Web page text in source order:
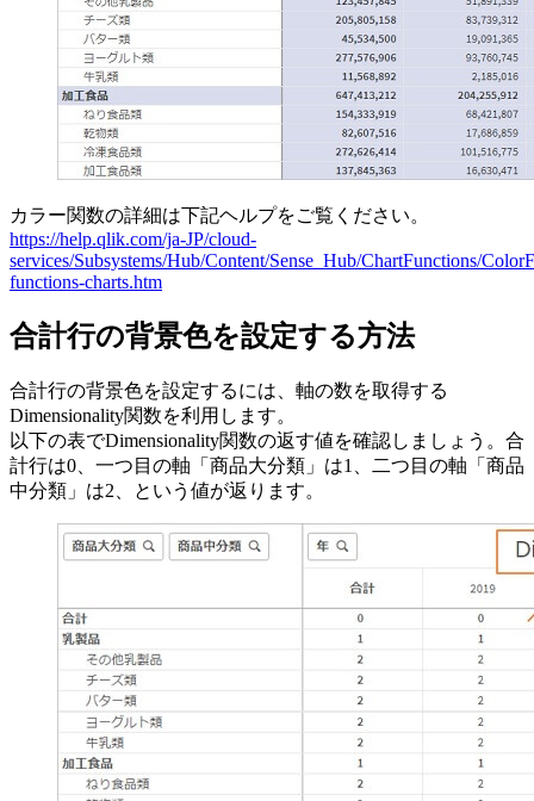
カラー関数の詳細は下記ヘルプをご覧ください。
https://help.qlik.com/ja-JP/cloud-
services/Subsystems/Hub/Content/Sense_Hub/ChartFunctions/
functions-charts.htm
合計行の背景色を設定する方法
合計行の背景色を設定するには、軸の数を取得する
Dimensionality関数を利用します。
以下の表でDimensionality関数の返す値を確認しましょう。合
計行は0、一つ目の軸「商品大分類」は1、二つ目の軸「商品
中分類」は2、という値が返ります。